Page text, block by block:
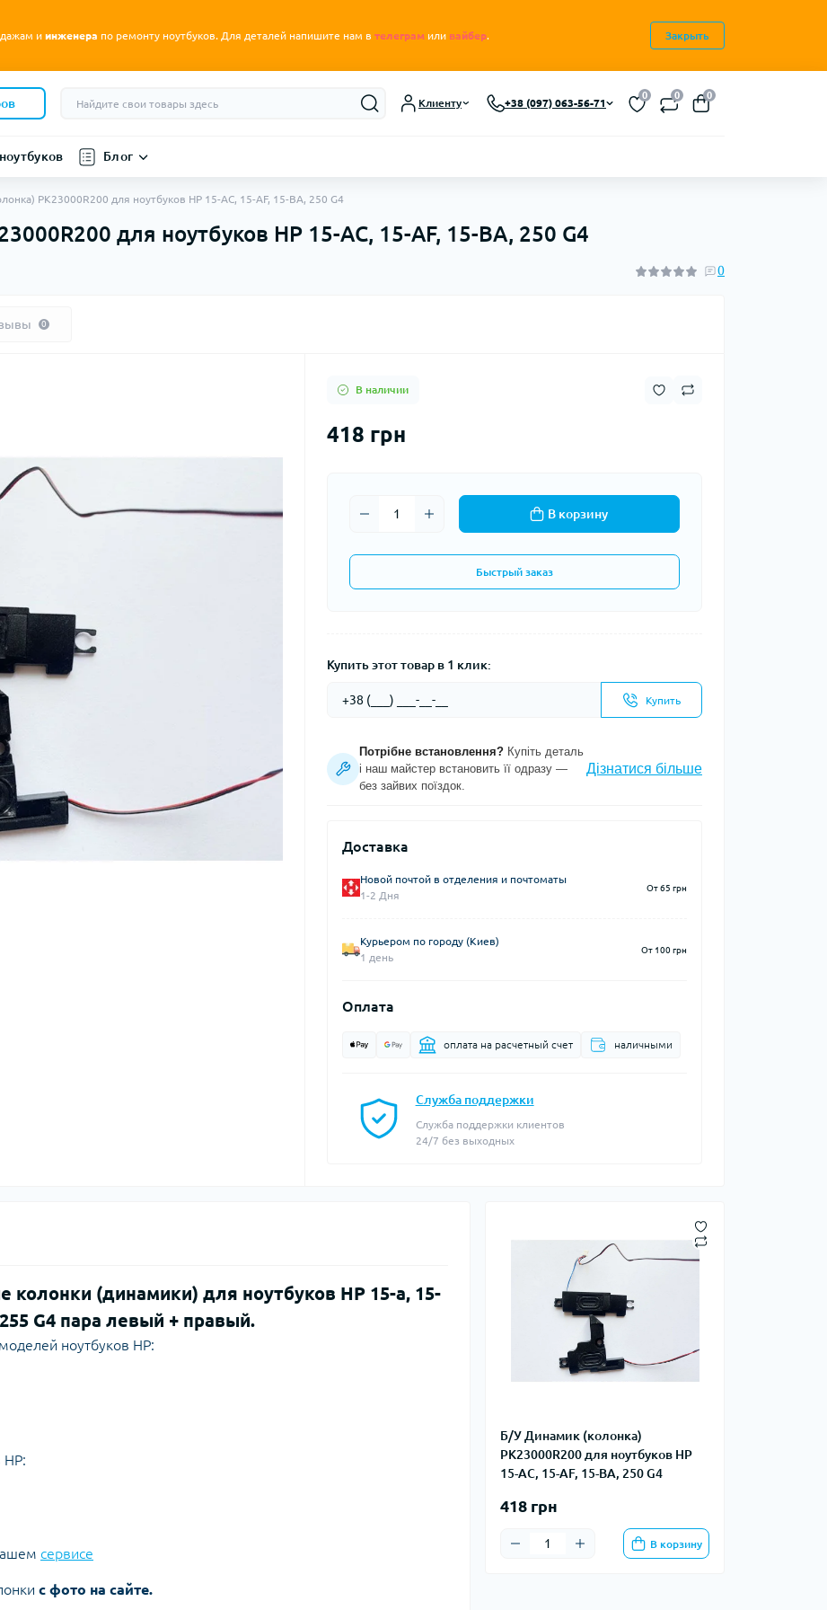
и инженера по ремонту ноутбуков. Для деталей напишите нам в телеграм или вайбер. Закрыть
Клиенту +38 (097) 063-56-71
0 0 0
Блог
PK23000R200 для ноутбуков HP 15-AC, 15-AF, 15-BA, 250 G4
для ноутбуков HP 15-AC, 15-AF, 15-BA, 250 G4
0
0
В наличии
418 грн
В корзину
Быстрый заказ
Купить этот товар в 1 клик:
Купить
Потрібне встановлення?Купіть деталь
і наш майстер встановить її одразу —
без зайвих поїздок.
Дізнатися більше
Доставка
Новой почтой в отделения и почтоматы
1-2 Дня
От 65 грн
Курьером по городу (Киев)
1 день
От 100 грн
Оплата
оплата на расчетный счет наличными
Служба поддержки
Служба поддержки клиентов
24/7 без выходных
Б/У Динамик (колонка)
PK23000R200 для ноутбуков HP
15-AC, 15-AF, 15-BA, 250 G4
418 грн
В корзину
колонки (динамики) для ноутбуков HP 15-a, 15-
G4 пара левый + правый.
ноутбуков HP:
сервисе
с фото на сайте.